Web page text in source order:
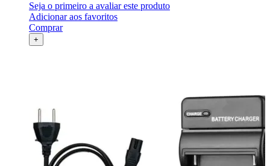
Seja o primeiro a avaliar este produto
Adicionar aos favoritos
Comprar
+